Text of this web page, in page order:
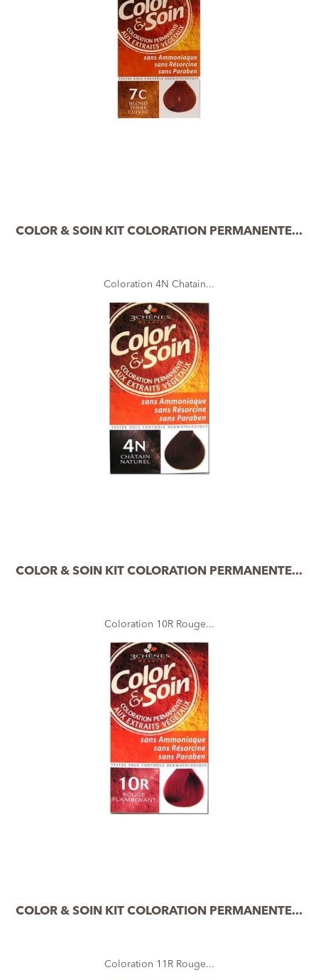
COLOR & SOIN KIT COLORATION PERMANENTE...
Coloration 4N Chatain...
COLOR & SOIN KIT COLORATION PERMANENTE...
Coloration 10R Rouge...
COLOR & SOIN KIT COLORATION PERMANENTE...
Coloration 11R Rouge...